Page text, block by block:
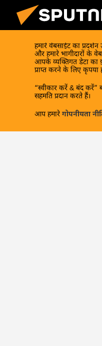
हमारे वेबसाईट का
और हमारे भागीदारों के
आपके व्यक्तिगत डेटा का
प्राप्त करने के लिए कृपया
“स्वीकार करें & बंद
सहमति प्रदान करते हैं।
आप हमारे गोपनीयता